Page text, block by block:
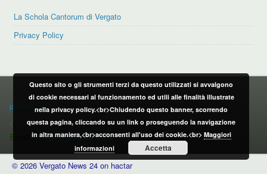
La Schola Cantorum di Vergato
Privacy Policy
PRIVACY POLICY
privacy policy
CONTATTI:
Email:info@vergatonews24.it
© 2026 Vergato News 24 on hactar
Questo sito o gli strumenti terzi da questo utilizzati si avvalgono
di cookie necessari al funzionamento ed utili alle finalità illustrate
nella privacy policy.<br>Chiudendo questo banner, scorrendo
questa pagina, cliccando su un link o proseguendo la navigazione
in altra maniera,<br>acconsenti all'uso dei cookie.<br> Maggiori
informazioni
Accetta